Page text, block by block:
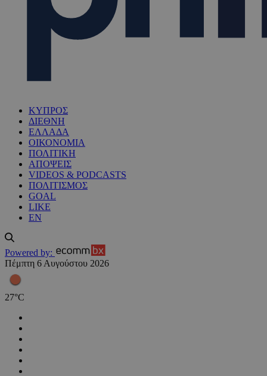
ΚΥΠΡΟΣ
ΔΙΕΘΝΗ
ΕΛΛΑΔΑ
ΟΙΚΟΝΟΜΙΑ
ΠΟΛΙΤΙΚΗ
ΑΠΟΨΕΙΣ
VIDEOS & PODCASTS
ΠΟΛΙΤΙΣΜΟΣ
GOAL
LIKE
EN
Powered by:
Πέμπτη 6 Αυγούστου 2026
27°C